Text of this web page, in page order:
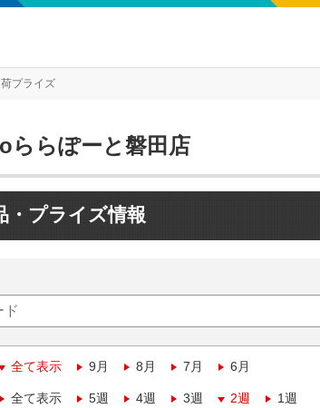
荷プライズ
ららぽーと磐田店
・プライズ情報
全て表示 9月 8月 7月 6月
全て表示 5週 4週 3週 2週 1週